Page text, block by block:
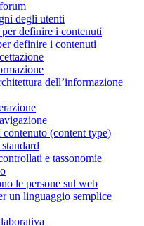
degli utenti
definire i contenuti
definire i contenuti
dell’informazione
(content type)
e tassonomie
le persone sul web
un linguaggio semplice